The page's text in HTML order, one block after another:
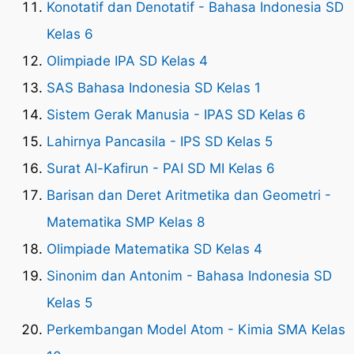
Konotatif dan Denotatif - Bahasa Indonesia SD
Kelas 6
Olimpiade IPA SD Kelas 4
SAS Bahasa Indonesia SD Kelas 1
Sistem Gerak Manusia - IPAS SD Kelas 6
Lahirnya Pancasila - IPS SD Kelas 5
Surat Al-Kafirun - PAI SD MI Kelas 6
Barisan dan Deret Aritmetika dan Geometri -
Matematika SMP Kelas 8
Olimpiade Matematika SD Kelas 4
Sinonim dan Antonim - Bahasa Indonesia SD
Kelas 5
Perkembangan Model Atom - Kimia SMA Kelas